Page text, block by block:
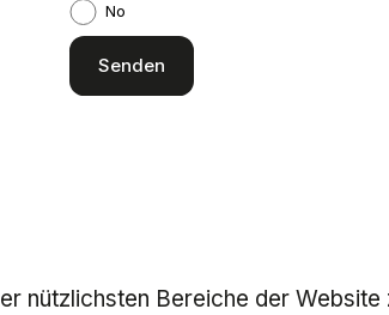
No
nützlichsten Bereiche der Website